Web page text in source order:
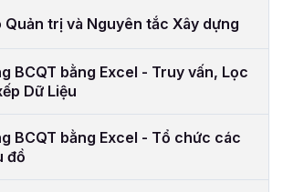
Quản trị và Nguyên tắc Xây dựng
BCQT bằng Excel - Truy vấn, Lọc
Dữ Liệu
BCQT bằng Excel - Tổ chức các
đồ